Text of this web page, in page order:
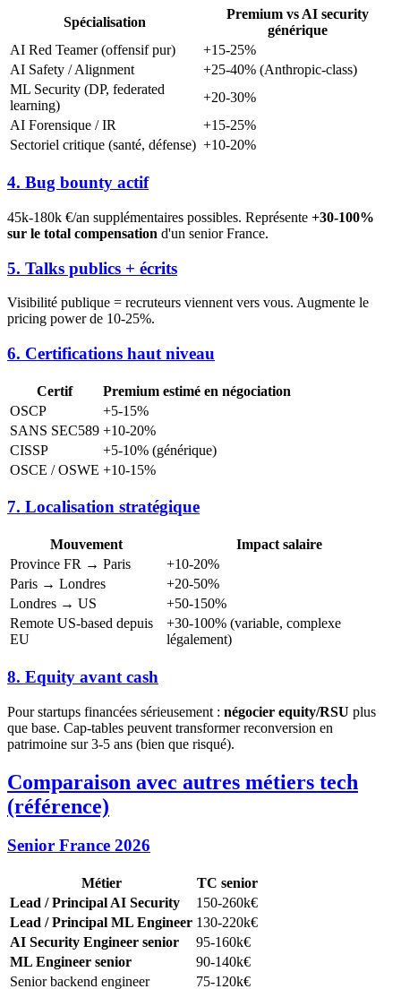
Spécialisation
Premium vs AI security
générique
AI Red Teamer (offensif pur)
+15-25%
AI Safety / Alignment
+25-40% (Anthropic-class)
ML Security (DP, federated
learning)
+20-30%
AI Forensique / IR
+15-25%
Sectoriel critique (santé, défense) +10-20%
4. Bug bounty actif
45k-180k €/an supplémentaires possibles. Représente +30-100%
sur le total compensation d'un senior France.
5. Talks publics + écrits
Visibilité publique = recruteurs viennent vers vous. Augmente le
pricing power de 10-25%.
6. Certifications haut niveau
Certif
Premium estimé en négociation
OSCP
+5-15%
SANS SEC589 +10-20%
CISSP
+5-10% (générique)
OSCE / OSWE +10-15%
7. Localisation stratégique
Mouvement
Impact salaire
Province FR → Paris
+10-20%
Paris → Londres
+20-50%
Londres → US
+50-150%
Remote US-based depuis
EU
+30-100% (variable, complexe
légalement)
8. Equity avant cash
Pour startups financées sérieusement : négocier equity/RSU plus
que base. Cap-tables peuvent transformer reconversion en
patrimoine sur 3-5 ans (bien que risqué).
Comparaison avec autres métiers tech
(référence)
Senior France 2026
Métier
TC senior
Lead / Principal AI Security
150-260k€
Lead / Principal ML Engineer 130-220k€
AI Security Engineer senior
95-160k€
ML Engineer senior
90-140k€
Senior backend engineer
75-120k€